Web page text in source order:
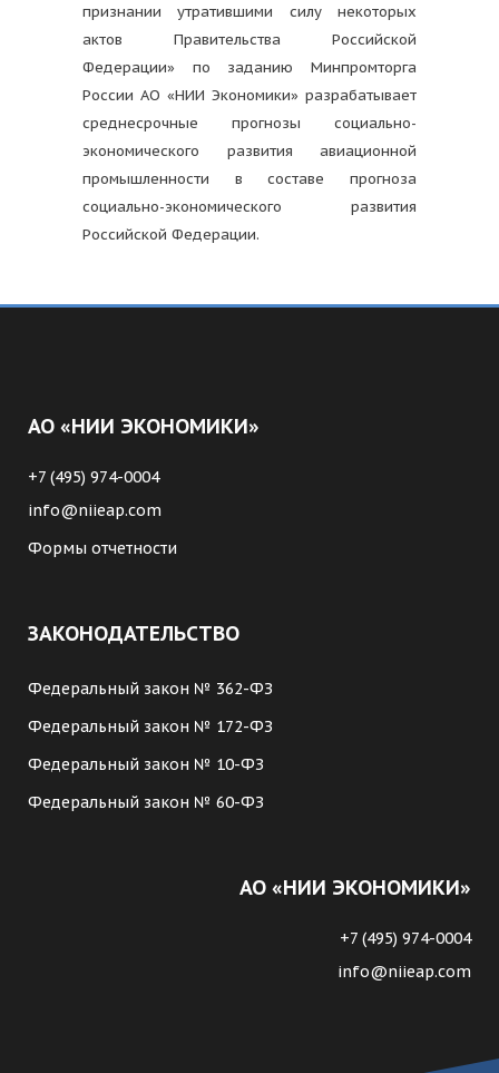
признании утратившими силу некоторых
актов Правительства Российской
Федерации» по заданию Минпромторга
России АО «НИИ Экономики» разрабатывает
среднесрочные прогнозы социально-
экономического развития авиационной
промышленности в составе прогноза
социально-экономического развития
Российской Федерации.
АО «НИИ ЭКОНОМИКИ»
+7 (495) 974-0004
info@niieap.com
Формы отчетности
ЗАКОНОДАТЕЛЬСТВО
Федеральный закон № 362-ФЗ
Федеральный закон № 172-ФЗ
Федеральный закон № 10-ФЗ
Федеральный закон № 60-ФЗ
АО «НИИ ЭКОНОМИКИ»
+7 (495) 974-0004
info@niieap.com